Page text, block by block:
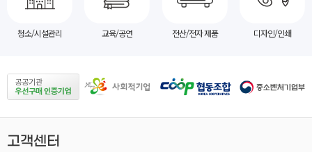
청소/시설관리 교육/공연 전산/전자 제품 디자인/인쇄
고객센터